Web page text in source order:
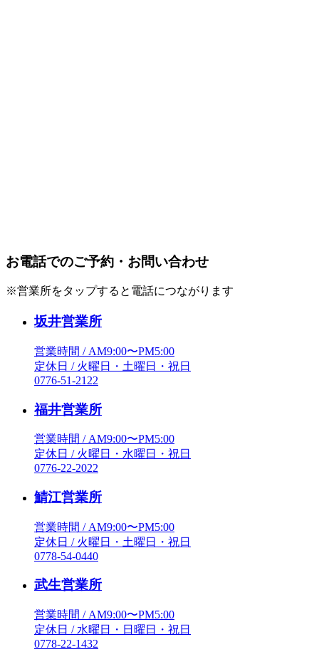
お電話でのご予約・お問い合わせ
※営業所をタップすると電話につながります
坂井営業所
営業時間 / AM9:00〜PM5:00
定休日 / 火曜日・土曜日・祝日
0776-51-2122
福井営業所
営業時間 / AM9:00〜PM5:00
定休日 / 火曜日・水曜日・祝日
0776-22-2022
鯖江営業所
営業時間 / AM9:00〜PM5:00
定休日 / 火曜日・土曜日・祝日
0778-54-0440
武生営業所
営業時間 / AM9:00〜PM5:00
定休日 / 水曜日・日曜日・祝日
0778-22-1432